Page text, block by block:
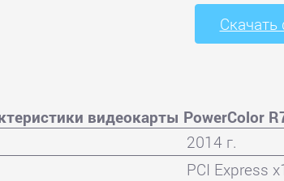
Скачать
видеокарты PowerColor
2014 г.
PCI Express